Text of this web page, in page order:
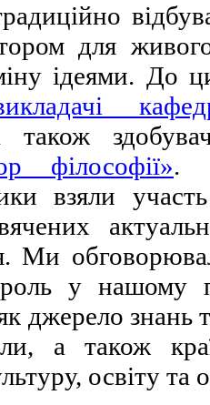
для
ідеями. До
філософії».
взяли
Ми
у нашому
джерело знань
а також
освіту та